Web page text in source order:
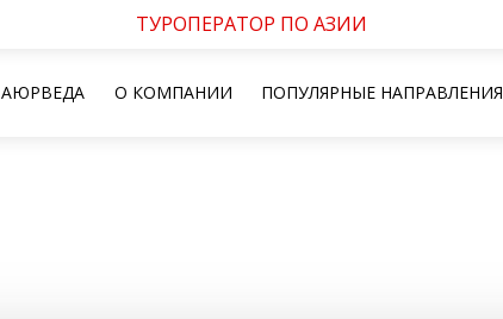
ТУРОПЕРАТОР ПО АЗИИ
АЮРВЕДА О КОМПАНИИ ПОПУЛЯРНЫЕ НАПРАВЛЕНИЯ